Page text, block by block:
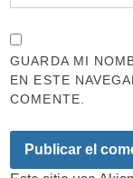
GUARDA MI
EN ESTE
COMENTE.